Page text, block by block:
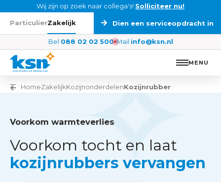
Ga naar de inhoudWij zijn op zoek naar collega's! Solliciteer nu!
ParticulierZakelijk Dien een serviceopdracht in
Bel 088 02 02 500 Mail info@ksn.nl
MENU
Vorige pagina
HomeZakelijkKozijnonderdelenKozijnrubber
Voorkom warmteverlies
Voorkom tocht en laat
kozijnrubbers vervangen